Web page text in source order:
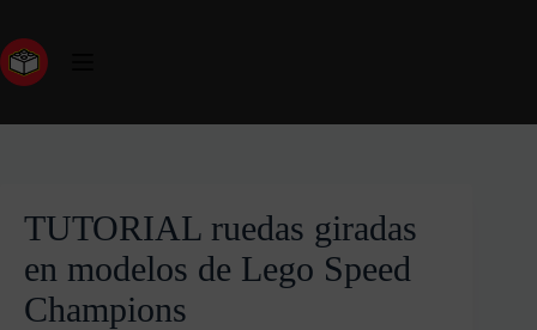
TUTORIAL ruedas giradas
en modelos de Lego Speed
Champions